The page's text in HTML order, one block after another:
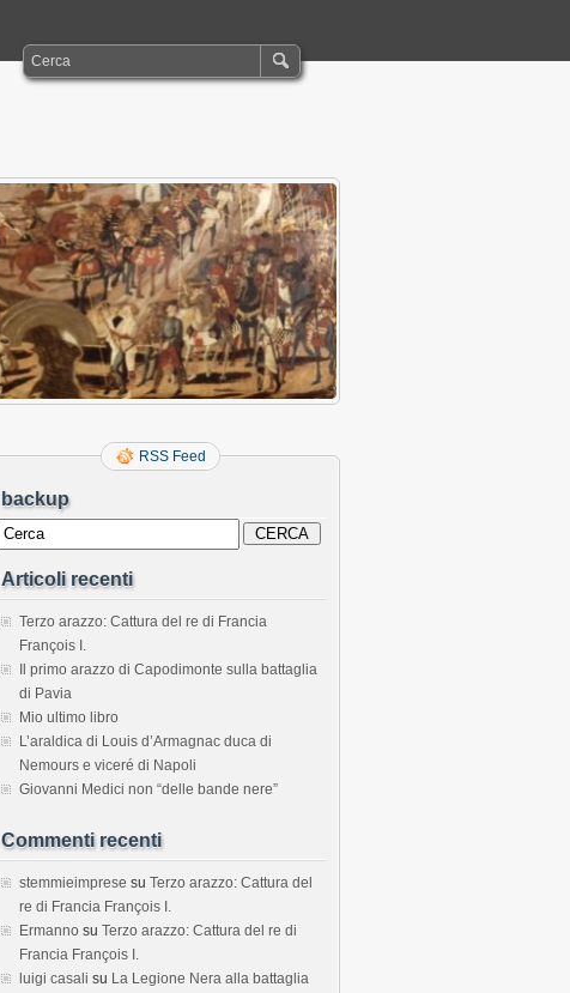
RSS Feed
backup
Articoli recenti
Terzo arazzo: Cattura del re di Francia
François I.
Il primo arazzo di Capodimonte sulla battaglia
di Pavia
Mio ultimo libro
L’araldica di Louis d’Armagnac duca di
Nemours e viceré di Napoli
Giovanni Medici non “delle bande nere”
Commenti recenti
stemmieimprese su Terzo arazzo: Cattura del
re di Francia François I.
Ermanno su Terzo arazzo: Cattura del re di
Francia François I.
luigi casali su La Legione Nera alla battaglia